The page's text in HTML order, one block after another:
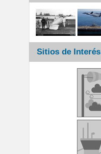
Sitios de Interés